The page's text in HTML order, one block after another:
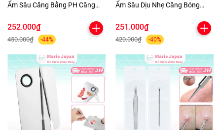
Ẩm Sâu Căng Bằng PH Căng
Hàn Quốc 500ml
252.000₫
450.000₫ -44%
Ẩm Sâu Dịu Nhẹ Căng Bóng
Hyaluronic Acid Hàn Quốc
251.000₫
420.000₫ -40%